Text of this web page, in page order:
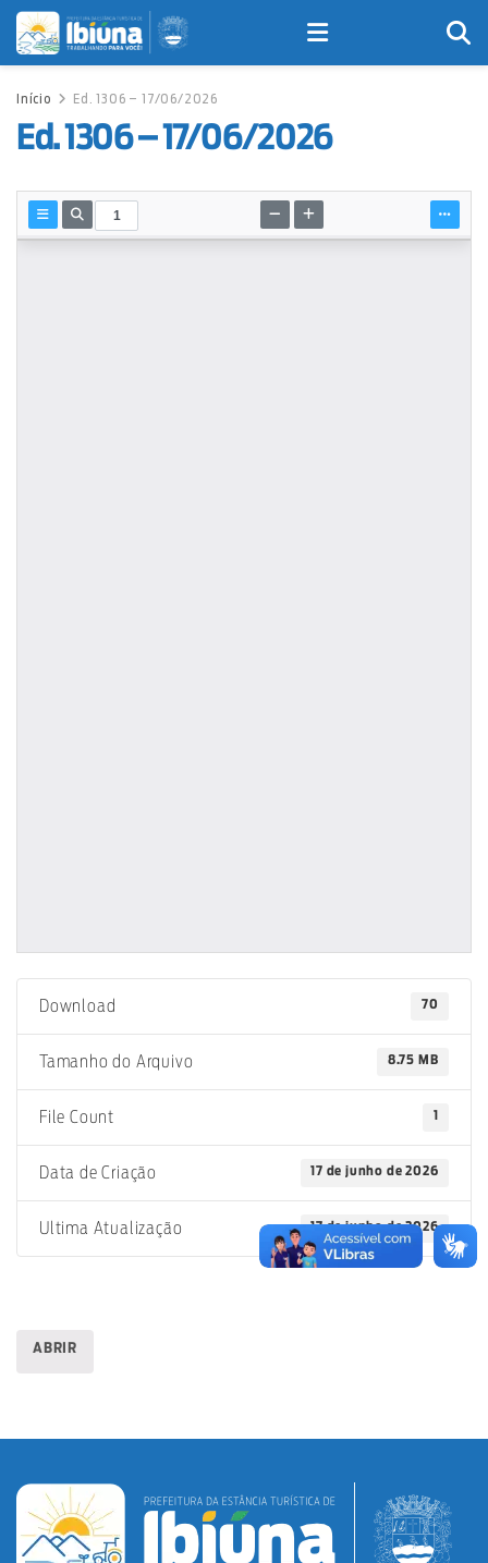
Início Ed. 1306 – 17/06/2026
Ed. 1306 – 17/06/2026
Download 70
Tamanho do Arquivo 8.75 MB
File Count 1
Data de Criação 17 de junho de 2026
Ultima Atualização 17 de junho de 2026
ABRIR